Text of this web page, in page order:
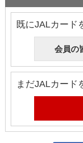
既にJALカード
会員の
まだJALカード